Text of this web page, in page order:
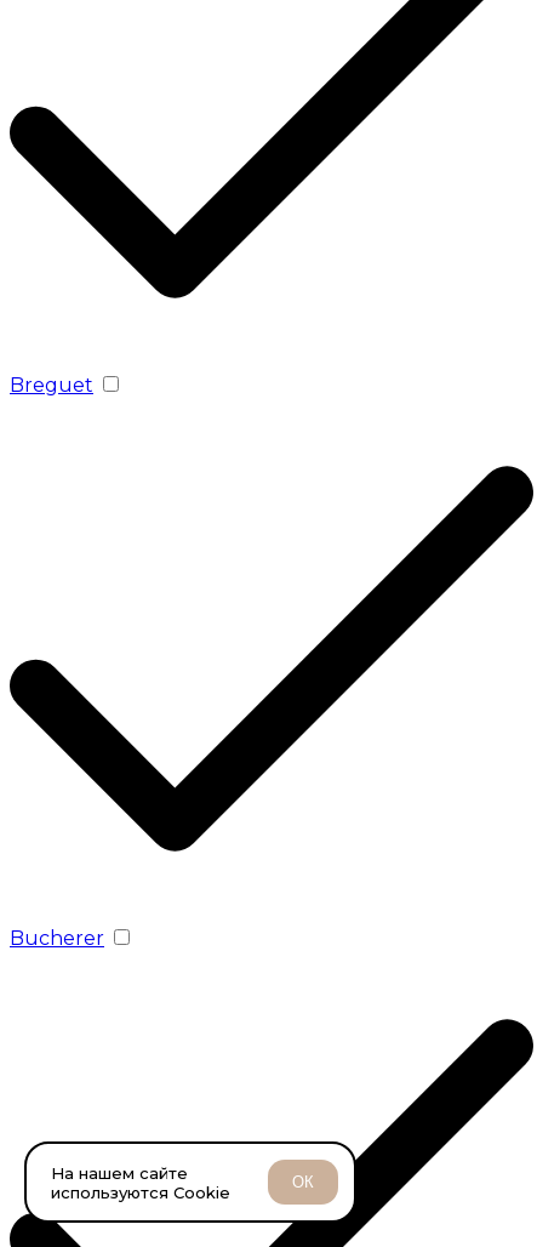
Breguet
Bucherer
На нашем сайте
используются Cookie
ОК